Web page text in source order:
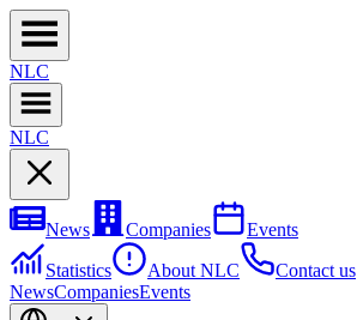
NLC
NLC
News Companies
Events
Statistics
About NLC
Contact us
NewsCompaniesEvents